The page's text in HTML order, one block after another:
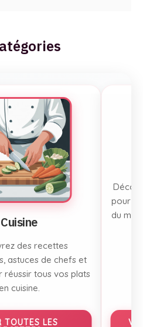
Cuisine
des recettes
astuces de chefs et
réussir tous vos plats
en cuisine.
TOUTES LES
pour
du